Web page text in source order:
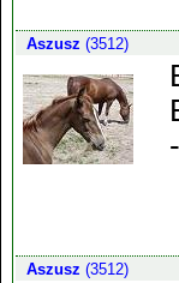
Aszusz (3512)
Aszusz (3512)